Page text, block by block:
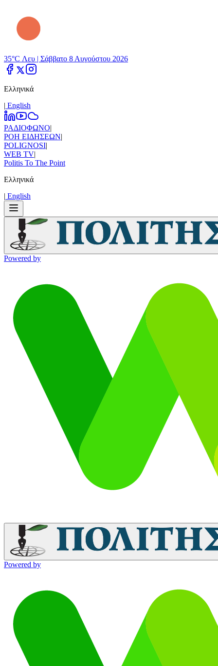
35°C Λευ | Σάββατο 8 Αυγούστου 2026
Ελληνικά
| Εnglish
ΡΑΔΙΟΦΩΝΟ|
ΡΟΗ ΕΙΔΗΣΕΩΝ|
POLIGNOSI|
WEB TV|
Politis To The Point
Ελληνικά
| Εnglish
Powered by
Powered by